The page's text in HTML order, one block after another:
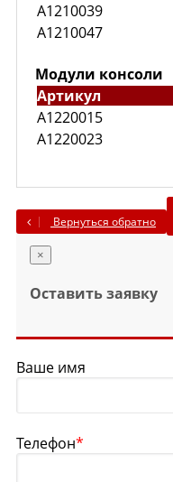
A1210039
A1210047
Модули консоли
Артикул
A1220015
A1220023
Вернуться обратно
×
Оставить заявку
Ваше имя
Телефон*